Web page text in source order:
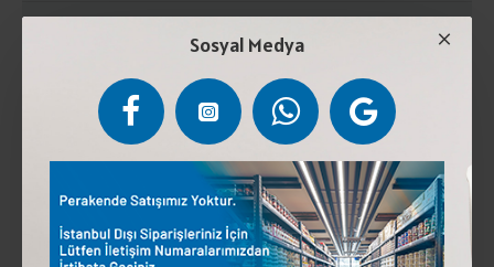
Sosyal Medya
Fındık (%35), toz şeker, süttozu, fındık yağı, kakao
(%5). Türk Gıda Kodeksine uygun üretilmiştir. Serin ve
rutubetsiz yerlerde saklayınız. Güneş ışığından
koruyunuz. Fındık ve süt tozu içerir.
Etiketler: A.TATLICI TADIBU KAKAOLU FINDIK EZMESİ 330 GR * 9